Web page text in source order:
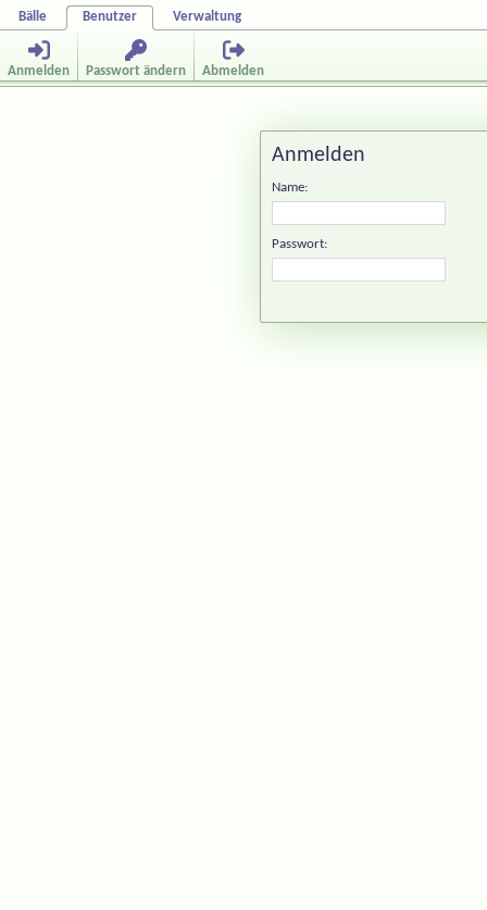
Bälle Benutzer Verwaltung
Anmelden Passwort ändern Abmelden
Anmelden
Name:
Passwort: